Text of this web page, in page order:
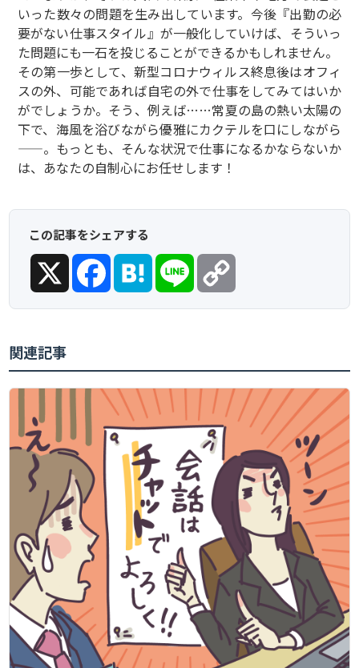
いった数々の問題を生み出しています。今後『出勤の必
要がない仕事スタイル』が一般化していけば、そういっ
た問題にも一石を投じることができるかもしれません。
その第一歩として、新型コロナウィルス終息後はオフィ
スの外、可能であれば自宅の外で仕事をしてみてはいか
がでしょうか。そう、例えば……常夏の島の熱い太陽の
下で、海風を浴びながら優雅にカクテルを口にしながら
——。もっとも、そんな状況で仕事になるかならないか
は、あなたの自制心にお任せします！
この記事をシェアする
X FacebookHatenaLine
関連記事